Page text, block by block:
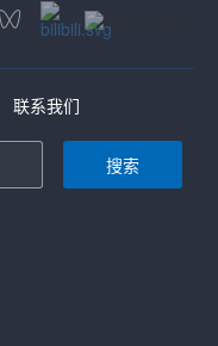
联系我们
搜索